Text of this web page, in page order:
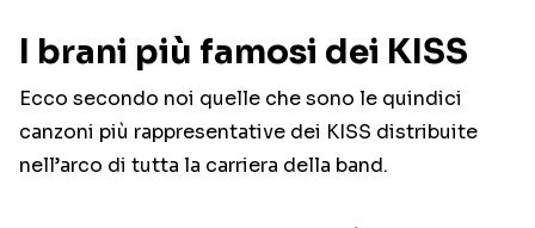
I brani più famosi dei KISS
Ecco secondo noi quelle che sono le quindici
canzoni più rappresentative dei KISS distribuite
nell’arco di tutta la carriera della band.